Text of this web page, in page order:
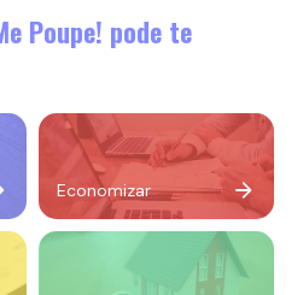
Poupe! pode te
Economizar